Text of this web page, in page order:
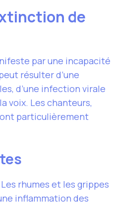
de
par une incapacité
résulter d’une
d’une infection virale
voix. Les chanteurs,
particulièrement
Les rhumes et les grippes
inflammation des